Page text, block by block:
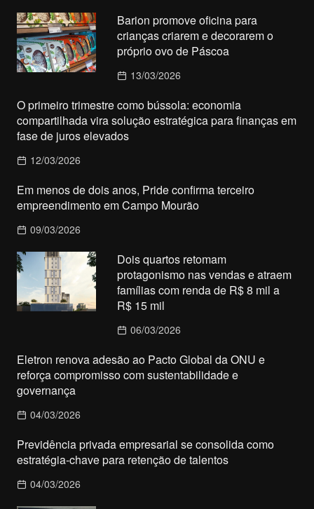
Barion promove oficina para
crianças criarem e decorarem o
próprio ovo de Páscoa
13/03/2026
O primeiro trimestre como bússola: economia
compartilhada vira solução estratégica para finanças em
fase de juros elevados
12/03/2026
Em menos de dois anos, Pride confirma terceiro
empreendimento em Campo Mourão
09/03/2026
Dois quartos retomam
protagonismo nas vendas e atraem
famílias com renda de R$ 8 mil a
R$ 15 mil
06/03/2026
Eletron renova adesão ao Pacto Global da ONU e
reforça compromisso com sustentabilidade e
governança
04/03/2026
Previdência privada empresarial se consolida como
estratégia-chave para retenção de talentos
04/03/2026